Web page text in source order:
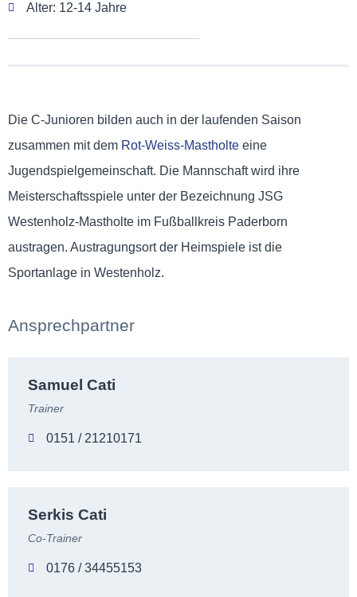
Alter: 12-14 Jahre
Die C-Junioren bilden auch in der laufenden Saison
zusammen mit dem Rot-Weiss-Mastholte eine
Jugendspielgemeinschaft. Die Mannschaft wird ihre
Meisterschaftsspiele unter der Bezeichnung JSG
Westenholz-Mastholte im Fußballkreis Paderborn
austragen. Austragungsort der Heimspiele ist die
Sportanlage in Westenholz.
Ansprechpartner
Samuel Cati
Trainer
0151 / 21210171
Serkis Cati
Co-Trainer
0176 / 34455153